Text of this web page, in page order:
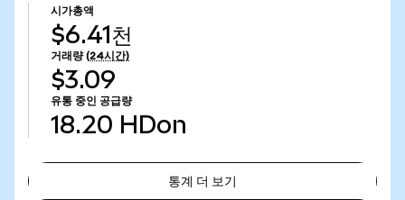
시가총액
$6.41천
거래량 (24시간)
$3.09
유통 중인 공급량
18.20 HDon
통계 더 보기